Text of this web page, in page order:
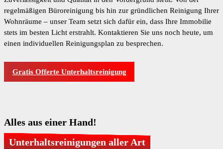
regelmäßigen Büroreinigung bis hin zur gründlichen Reinigung Ihrer
Wohnräume – unser Team setzt sich dafür ein, dass Ihre Immobilie
stets im besten Licht erstrahlt. Kontaktieren Sie uns noch heute, um
einen individuellen Reinigungsplan zu besprechen.
Gratis Offerte Unterhaltsreinigung
Alles aus einer Hand!
Unterhaltsreinigungen aller Art